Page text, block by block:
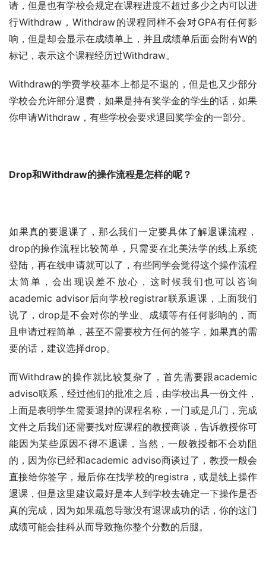
请，但是也有学校会规定在课程进度不超过多少之内可以进
行Withdraw，Withdraw的课程同样不会对GPA有任何影
响，但是却会显示在成绩单上，并且成绩单后面会附有W的
标记，表示这个课程经历过Withdraw。
Withdraw的学费学校基本上都是不退的，但是也又少部分
学校会允许部分退费，如果是持有奖学金的学生的话，如果
你申请Withdraw，有些学校会要求退回奖学金的一部分。
Drop和Withdraw的操作流程是怎样的呢？
如果真的要退课了，那么我们一定要具体了解退课流程，
drop的操作流程比较简单，只需要在北美法学的线上系统
登陆，再在线申请就可以了，有些同学会觉得这个操作流程
太简单，会出现误差不放心，这时候我们也可以咨询
academic advisor后向学校registrar联系退课，上面我们
说了，drop是不会对你的学业、成绩等有任何影响的，而
且申请过程简单，甚至不需要校方任何的签字，如果真的需
要的话，建议选择drop。
而Withdraw的操作就比较复杂了，首先需要跟academic
adviso联系，经过他们的批准之后，由学校出具一份文件，
上面是表明学生需要退掉的课程名称，一门或是几门，完成
文件之后我们还需要找对应课程的教授商谈，告诉教授你可
能因为某些原因不得不退课，当然，一般教授都不会劝阻
的，因为你已经和academic adviso商谈过了，教授一般会
直接给你签字，最后你在找学校的registra，或是线上操作
退课，但是这里建议最好是本人到学校去确定一下操作是否
真的完成，因为如果疏忽导致没有退课成功的话，你的这门
成绩可能会挂科从而导致拖你整个分数的后腿。